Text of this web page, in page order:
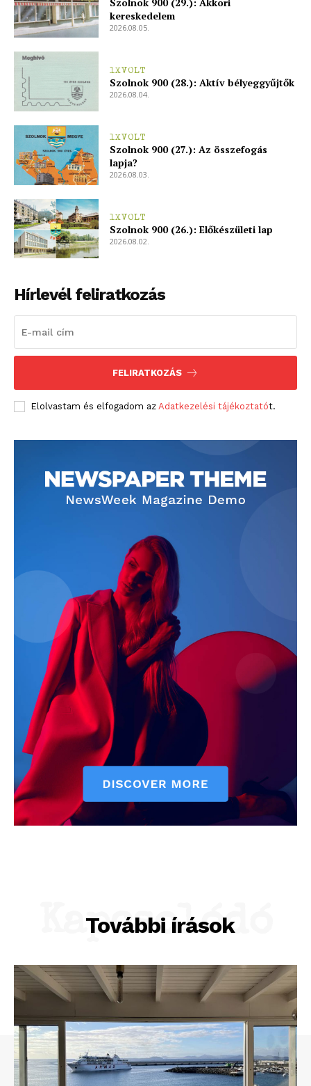
kereskedelem
2026.08.05.
1XVOLT
Szolnok 900 (28.): Aktív bélyeggyűjtők
2026.08.04.
1XVOLT
Szolnok 900 (27.): Az összefogás
lapja?
2026.08.03.
1XVOLT
Szolnok 900 (26.): Előkészületi lap
2026.08.02.
Hírlevél feliratkozás
FELIRATKOZÁS
Elolvastam és elfogadom az Adatkezelési tájékoztatót.
További írások
Kapcsolódó